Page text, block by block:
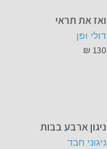
ואז את תראי
דולי ופן
₪ 130
ניגון ארבע בבות
ניגוני חבד